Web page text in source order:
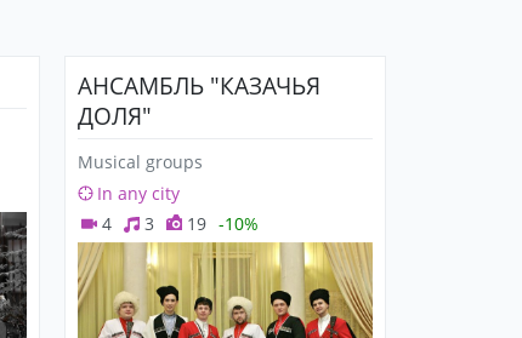
АНСАМБЛЬ "КАЗАЧЬЯ
ДОЛЯ"
Musical groups
In any city
4
3 19 -10%